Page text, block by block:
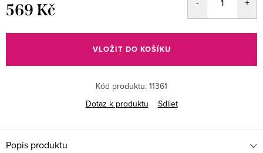
569 Kč
cena:
VLOŽIT DO KOŠÍKU
Kód produktu: 11361
Dotaz k produktu
Sdílet
Popis produktu